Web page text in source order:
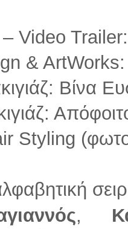
Video
&
Βίνα
Styling
,